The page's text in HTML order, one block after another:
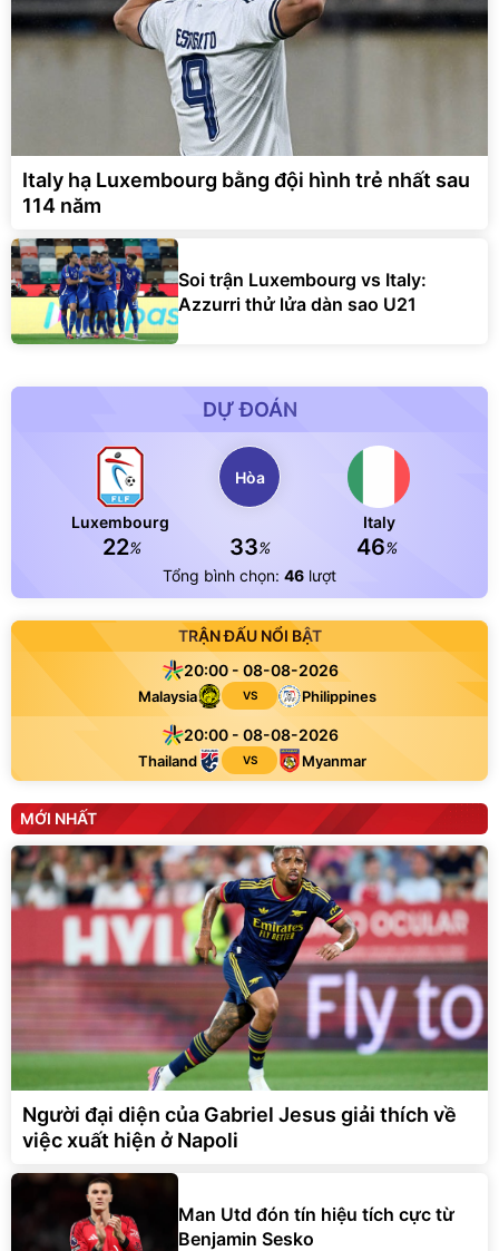
Italy hạ Luxembourg bằng đội hình trẻ nhất sau
114 năm
Soi trận Luxembourg vs Italy:
Azzurri thử lửa dàn sao U21
DỰ ĐOÁN
Luxembourg
Hòa
Italy
22% 33% 46%
Tổng bình chọn: 46 lượt
TRẬN ĐẤU NỔI BẬT
20:00 - 08-08-2026
Malaysia VS Philippines
20:00 - 08-08-2026
Thailand VS Myanmar
MỚI NHẤT
Người đại diện của Gabriel Jesus giải thích về
việc xuất hiện ở Napoli
Man Utd đón tín hiệu tích cực từ
Benjamin Sesko